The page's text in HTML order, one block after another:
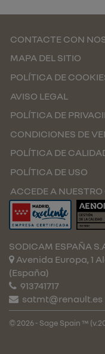
CONTACTE CON
MAPA DEL SITIO
POLÍTICA DE
AVISO LEGAL
POLÍTICA DE
CONDICIONES DE
POLÍTICA DE
POLÍTICA DE USO
ACCEDE A
SODICAM ESPAÑA
Avenida Europa, 1
(España)
913741717
satmt@renault.es
© 2026 - Sage Spain ™